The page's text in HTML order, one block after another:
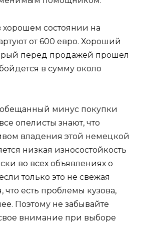
состоянии на
от 600 евро. Хороший
перед продажей прошел
в сумму около
минус покупки
опелисты знают, что
владения этой немецкой
низкая износостойкость
во всех объявлениях о
только это не свежая
что есть проблемы кузова,
Поэтому не забывайте
внимание при выборе